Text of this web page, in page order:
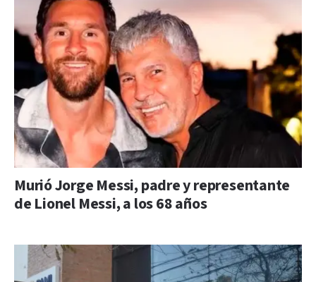
Murió Jorge Messi, padre y representante
de Lionel Messi, a los 68 años